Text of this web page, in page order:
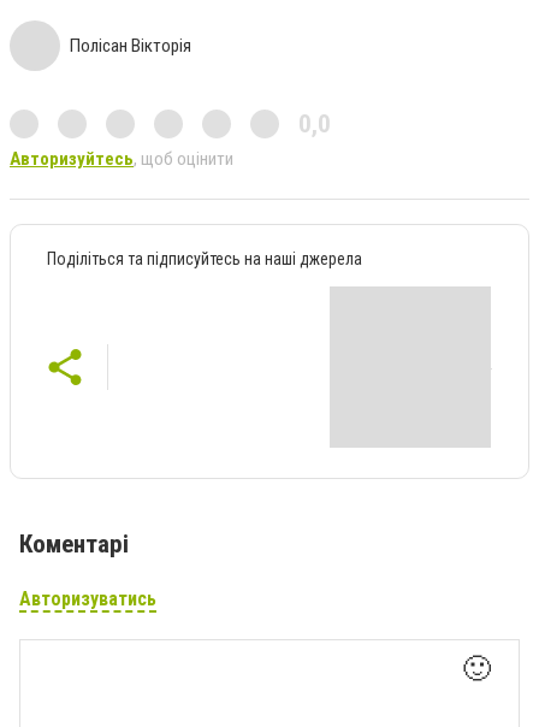
Полісан Вікторія
0,0
Авторизуйтесь, щоб оцінити
Поділіться та підписуйтесь на наші джерела
Коментарі
Авторизуватись
🙂